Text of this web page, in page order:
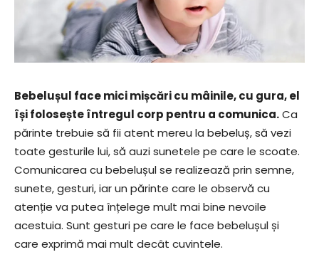
Bebelușul face mici mișcări cu mâinile, cu gura, el
își folosește întregul corp pentru a comunica.Ca
părinte trebuie să fii atent mereu la bebeluș, să vezi
toate gesturile lui, să auzi sunetele pe care le scoate.
Comunicarea cu bebelușul se realizează prin semne,
sunete, gesturi, iar un părinte care le observă cu
atenție va putea înțelege mult mai bine nevoile
acestuia. Sunt gesturi pe care le face bebelușul și
care exprimă mai mult decât cuvintele.